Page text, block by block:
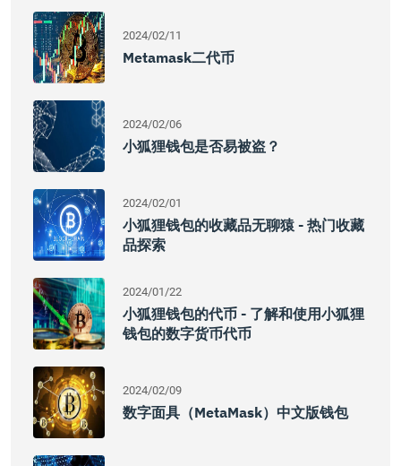
2024/02/11
Metamask二代币
2024/02/06
小狐狸钱包是否易被盗？
2024/02/01
小狐狸钱包的收藏品无聊猿 - 热门收藏
品探索
2024/01/22
小狐狸钱包的代币 - 了解和使用小狐狸
钱包的数字货币代币
2024/02/09
数字面具（MetaMask）中文版钱包